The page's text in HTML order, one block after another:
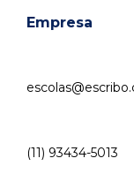
Empresa
(11) 93434-5013